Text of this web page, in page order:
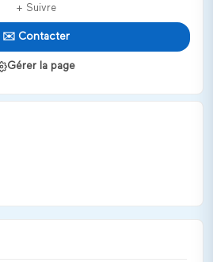
+ Suivre
✉️ Contacter
Gérer la page